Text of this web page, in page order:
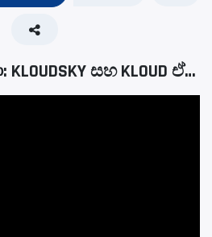
KLOUD සාකච්ඡා: KLOUDSKY සහ KLOUD ඒකාබද්ධ යෙදුම්